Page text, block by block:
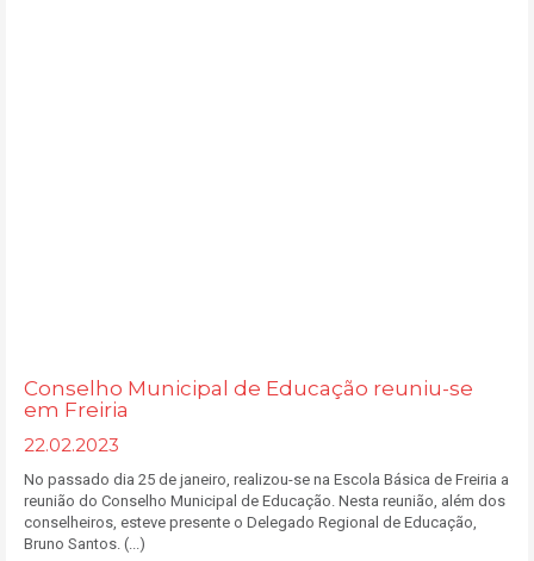
Conselho Municipal de Educação reuniu-se
em Freiria
22.02.2023
No passado dia 25 de janeiro, realizou-se na Escola Básica de Freiria a
reunião do Conselho Municipal de Educação. Nesta reunião, além dos
conselheiros, esteve presente o Delegado Regional de Educação,
Bruno Santos. (...)